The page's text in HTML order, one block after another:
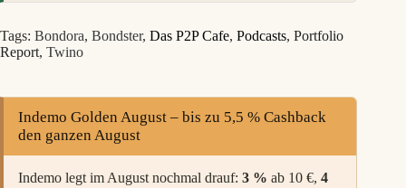
Tags: Bondora, Bondster, Das P2P Cafe, Podcasts, Portfolio
Report, Twino
Indemo Golden August – bis zu 5,5 % Cashback
den ganzen August
Indemo legt im August nochmal drauf: 3 % ab 10 €, 4